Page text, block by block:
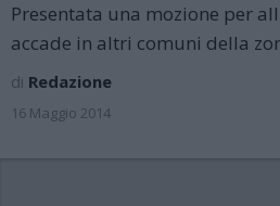
Presentata una mozione per
accade in altri comuni della
di Redazione
16 Maggio 2014